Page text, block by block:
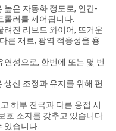
높은 자동화 정도로, 인간-
롤러를 제어됩니다.
려진 리브드 와이어, 뜨거운
른 재료, 광역 적응성을 용
연성으로, 한번에 또는 몇 번
생산 조정과 유지를 위해 편
하부 전극과 다른 용접 시
호 소자를 갖추고 있습니다.
있습니다.